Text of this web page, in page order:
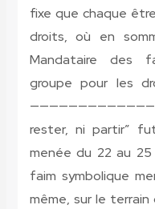
fixe que chaque
droits, où en
Mandataire des
groupe pour les
rester, ni partir”
menée du 22 au
faim symbolique
même, sur le